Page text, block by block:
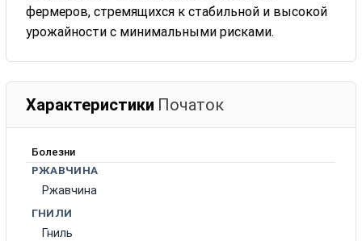
фермеров, стремящихся к стабильной и высокой
урожайности с минимальными рисками.
Характеристики Початок
Болезни
РЖАВЧИНА
Ржавчина
ГНИЛИ
Гниль